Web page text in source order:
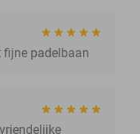
fijne padelbaan